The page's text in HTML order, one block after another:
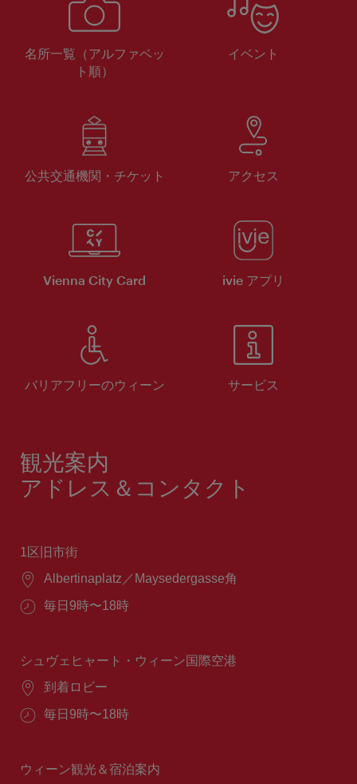
名所一覧（アルファベッ
ト順）
イベント
公共交通機関・チケット アクセス
Vienna City Card ivie アプリ
バリアフリーのウィーン サービス
観光案内
アドレス＆コンタクト
1区旧市街
場
Albertinaplatz／Maysedergasse角
営
間：
毎日9時〜18時
シュヴェヒャート・ウィーン国際空港
場
到着ロビー
営
間：
毎日9時〜18時
ウィーン観光＆宿泊案内